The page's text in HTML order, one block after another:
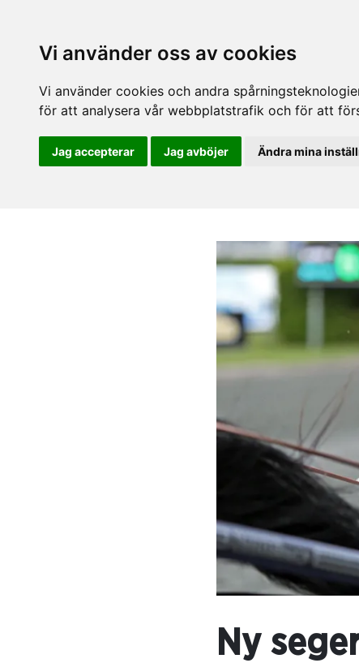
Vi använder oss av cookies
Vi använder cookies och andra
för att analysera vår webbplatstrafik och för att
Jag accepterar Jag avböjer Ändra mina
Ny